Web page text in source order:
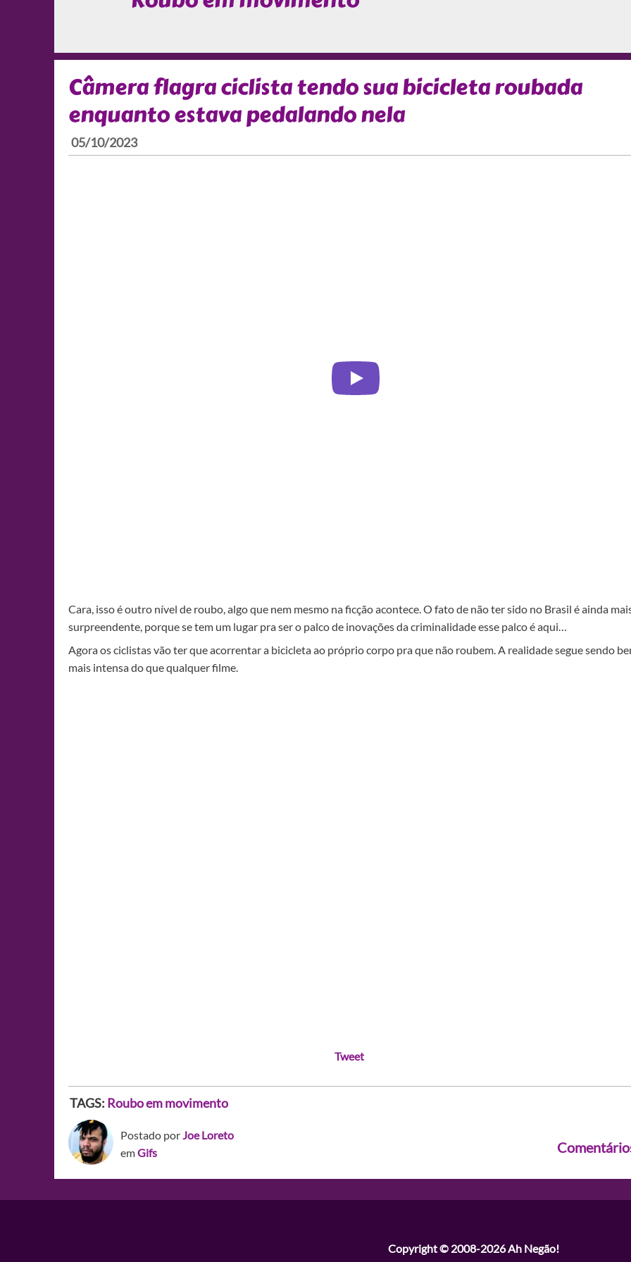
Câmera flagra ciclista tendo sua bicicleta roubada
enquanto estava pedalando nela
05/10/2023
Cara, isso é outro nível de roubo, algo que nem mesmo na ficção acontece. O fato de não ter sido no Brasil é ainda
surpreendente, porque se tem um lugar pra ser o palco de inovações da criminalidade esse palco é aqui…
Agora os ciclistas vão ter que acorrentar a bicicleta ao próprio corpo pra que não roubem. A realidade segue sendo
mais intensa do que qualquer filme.
Tweet
TAGS: Roubo em movimento
Postado porJoe Loreto
emGifs
Copyright © 2008-2026Ah Negão!